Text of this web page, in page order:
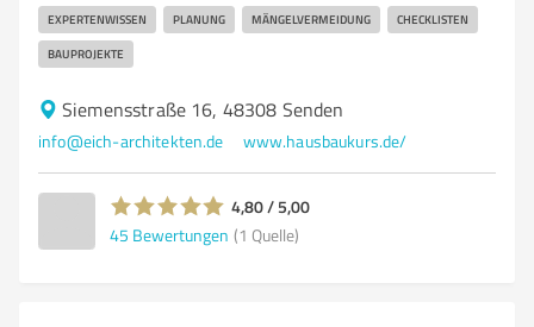
EXPERTENWISSEN PLANUNG MÄNGELVERMEIDUNG CHECKLISTEN
BAUPROJEKTE
Siemensstraße 16, 48308 Senden
info@eich-architekten.de www.hausbaukurs.de/
4,80 / 5,00
45 Bewertungen (1 Quelle)